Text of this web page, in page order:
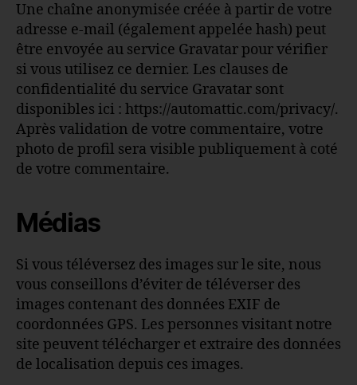
Une chaîne anonymisée créée à partir de votre
adresse e-mail (également appelée hash) peut
être envoyée au service Gravatar pour vérifier
si vous utilisez ce dernier. Les clauses de
confidentialité du service Gravatar sont
disponibles ici : https://automattic.com/privacy/.
Après validation de votre commentaire, votre
photo de profil sera visible publiquement à coté
de votre commentaire.
Médias
Si vous téléversez des images sur le site, nous
vous conseillons d’éviter de téléverser des
images contenant des données EXIF de
coordonnées GPS. Les personnes visitant notre
site peuvent télécharger et extraire des données
de localisation depuis ces images.